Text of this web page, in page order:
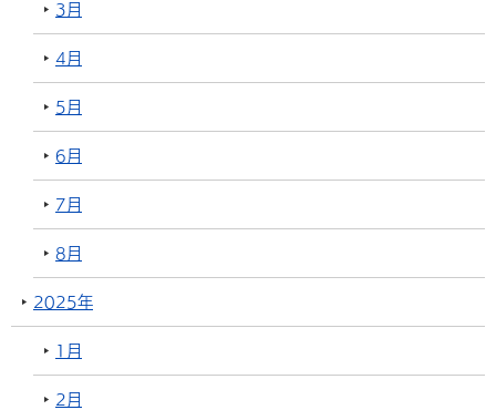
3月
4月
5月
6月
7月
8月
2025年
1月
2月